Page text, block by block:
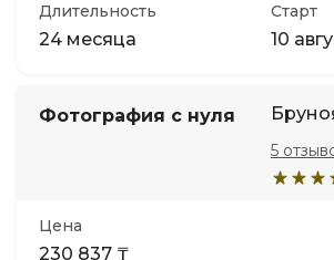
Длительность
24 месяца
Старт
10
Фотография с нуля
5
Цена
230 837 ₸